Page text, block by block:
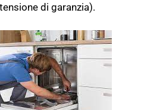
di garanzia).